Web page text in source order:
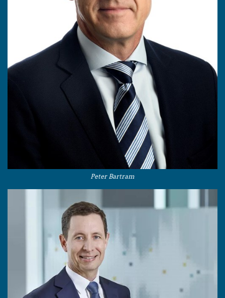
Peter Bartram